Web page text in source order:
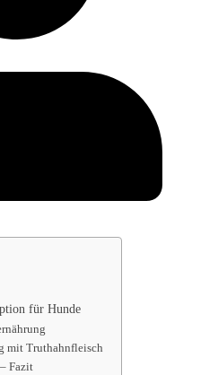
für Hunde
mit Truthahnfleisch
Fazit